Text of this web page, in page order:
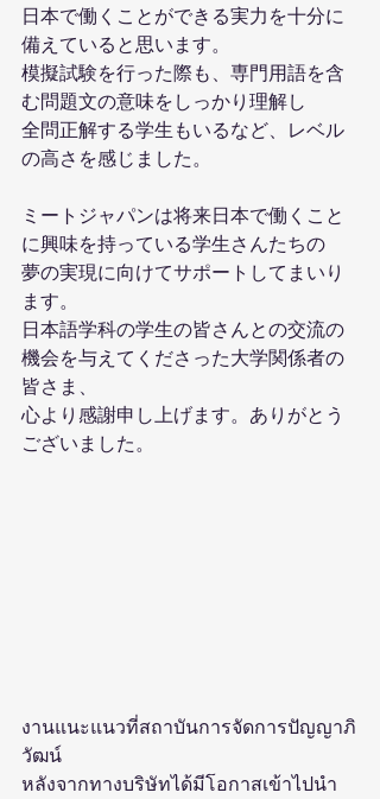
日本で働くことができる実力を十分に
備えていると思います。
模擬試験を行った際も、専門用語を含
む問題文の意味をしっかり理解し
全問正解する学生もいるなど、レベル
の高さを感じました。
ミートジャパンは将来日本で働くこと
に興味を持っている学生さんたちの
夢の実現に向けてサポートしてまいり
ます。
日本語学科の学生の皆さんとの交流の
機会を与えてくださった大学関係者の
皆さま、
心より感謝申し上げます。ありがとう
ございました。
งานแนะแนวที่สถาบันการจัดการปัญญาภิ
วัฒน์
หลังจากทางบริษัทได้มีโอกาสเข้าไปนำ